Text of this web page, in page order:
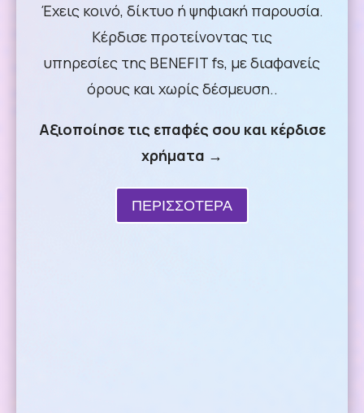
Έχεις κοινό, δίκτυο ή ψηφιακή παρουσία.
Κέρδισε προτείνοντας τις
υπηρεσίες της BENEFIT fs, με διαφανείς
όρους και χωρίς δέσμευση..
Αξιοποίησε τις επαφές σου και κέρδισε
χρήματα →
ΠΕΡΙΣΣΟΤΕΡΑ